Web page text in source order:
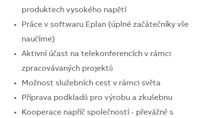
produktech vysokého napětí
Práce v softwaru Eplan (úplné začátečníky vše
naučíme)
Aktivní účast na telekonferencích v rámci
zpracovávaných projektů
Možnost služebních cest v rámci světa
Příprava podkladů pro výrobu a zkušebnu
Kooperace napříč společností - převážně s